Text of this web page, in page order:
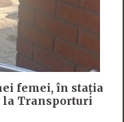
femei, în stația
la Transporturi